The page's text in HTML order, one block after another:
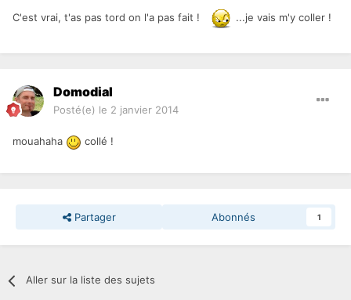
C'est vrai, t'as pas tord on l'a pas fait ! ...je vais m'y coller !
Domodial
Posté(e) le 2 janvier 2014
mouahaha collé !
Partager Abonnés 1
Aller sur la liste des sujets